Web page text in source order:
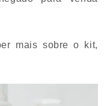
mais sobre o kit,